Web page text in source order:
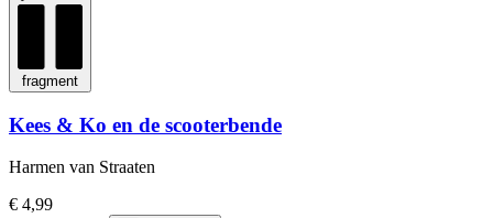
fragment
Kees & Ko en de scooterbende
Harmen van Straaten
€ 4,99